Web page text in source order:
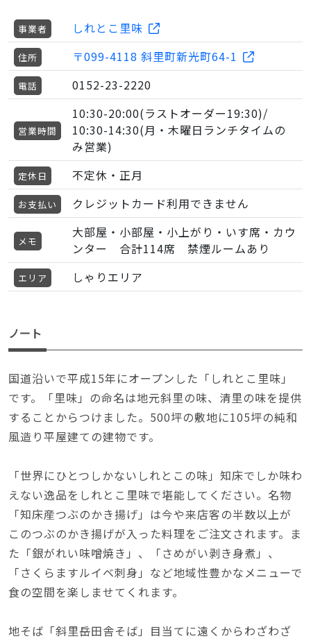
事業者 しれとこ里味
住所 〒099-4118 斜里町新光町64-1
電話 0152-23-2220
営業時間
10:30-20:00(ラストオーダー19:30)/
10:30-14:30(月・木曜日ランチタイムの
み営業)
定休日 不定休・正月
お支払い クレジットカード利用できません
メモ
大部屋・小部屋・小上がり・いす席・カウ
ンター 合計114席 禁煙ルームあり
エリア しゃりエリア
ノート
国道沿いで平成15年にオープンした「しれとこ里味」
です。「里味」の命名は地元斜里の味、清里の味を提供
することからつけました。500坪の敷地に105坪の純和
風造り平屋建ての建物です。
「世界にひとつしかないしれとこの味」知床でしか味わ
えない逸品をしれとこ里味で堪能してください。名物
「知床産つぶのかき揚げ」は今や来店客の半数以上が
このつぶのかき揚げが入った料理をご注文されます。ま
た「銀がれい味噌焼き」、「さめがい剥き身煮」、
「さくらますルイベ刺身」など地域性豊かなメニューで
食の空間を楽しませてくれます。
地そば「斜里岳田舎そば」目当てに遠くからわざわざ